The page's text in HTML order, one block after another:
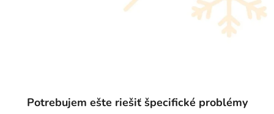
Potrebujem ešte riešiť špecifické problémy